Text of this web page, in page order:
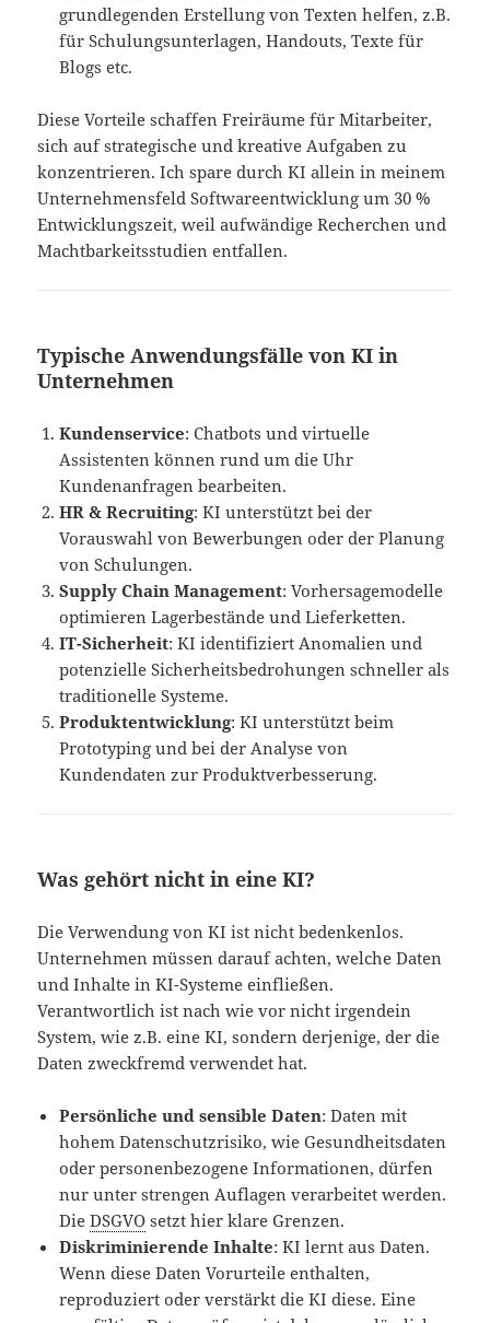
grundlegenden Erstellung von Texten helfen, z.B.
für Schulungsunterlagen, Handouts, Texte für
Blogs etc.
Diese Vorteile schaffen Freiräume für Mitarbeiter,
sich auf strategische und kreative Aufgaben zu
konzentrieren. Ich spare durch KI allein in meinem
Unternehmensfeld Softwareentwicklung um 30 %
Entwicklungszeit, weil aufwändige Recherchen und
Machtbarkeitsstudien entfallen.
Typische Anwendungsfälle von KI in
Unternehmen
Kundenservice: Chatbots und virtuelle
Assistenten können rund um die Uhr
Kundenanfragen bearbeiten.
HR & Recruiting: KI unterstützt bei der
Vorauswahl von Bewerbungen oder der Planung
von Schulungen.
Supply Chain Management: Vorhersagemodelle
optimieren Lagerbestände und Lieferketten.
IT-Sicherheit: KI identifiziert Anomalien und
potenzielle Sicherheitsbedrohungen schneller als
traditionelle Systeme.
Produktentwicklung: KI unterstützt beim
Prototyping und bei der Analyse von
Kundendaten zur Produktverbesserung.
Was gehört nicht in eine KI?
Die Verwendung von KI ist nicht bedenkenlos.
Unternehmen müssen darauf achten, welche Daten
und Inhalte in KI-Systeme einfließen.
Verantwortlich ist nach wie vor nicht irgendein
System, wie z.B. eine KI, sondern derjenige, der die
Daten zweckfremd verwendet hat.
Persönliche und sensible Daten: Daten mit
hohem Datenschutzrisiko, wie Gesundheitsdaten
oder personenbezogene Informationen, dürfen
nur unter strengen Auflagen verarbeitet werden.
DieDSGVO setzt hier klare Grenzen.
Diskriminierende Inhalte: KI lernt aus Daten.
Wenn diese Daten Vorurteile enthalten,
reproduziert oder verstärkt die KI diese. Eine